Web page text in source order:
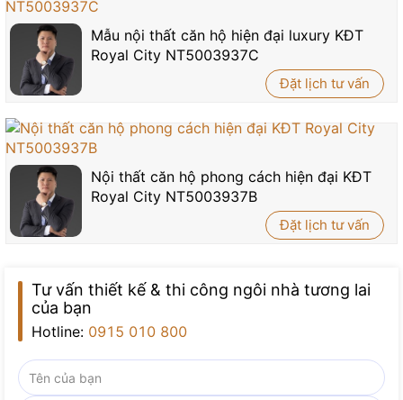
Mẫu nội thất căn hộ hiện đại luxury KĐT
Royal City NT5003937C
Đặt lịch tư vấn
Nội thất căn hộ phong cách hiện đại KĐT
Royal City NT5003937B
Đặt lịch tư vấn
Tư vấn thiết kế & thi công ngôi nhà tương lai
của bạn
Hotline: 0915 010 800